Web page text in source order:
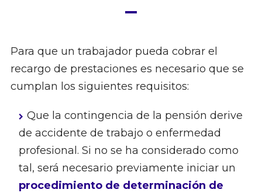
Para que un trabajador pueda cobrar el
recargo de prestaciones es necesario que se
cumplan los siguientes requisitos:
Que la contingencia de la pensión derive
de accidente de trabajo o enfermedad
profesional. Si no se ha considerado como
tal, será necesario previamente iniciar un
procedimiento de determinación de